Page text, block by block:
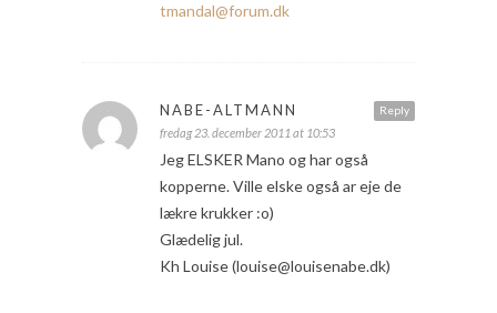
tmandal@forum.dk
Reply
NABE-ALTMANN
fredag 23. december 2011 at 10:53
Jeg ELSKER Mano og har også
kopperne. Ville elske også ar eje de
lækre krukker :o)
Glædelig jul.
Kh Louise (louise@louisenabe.dk)